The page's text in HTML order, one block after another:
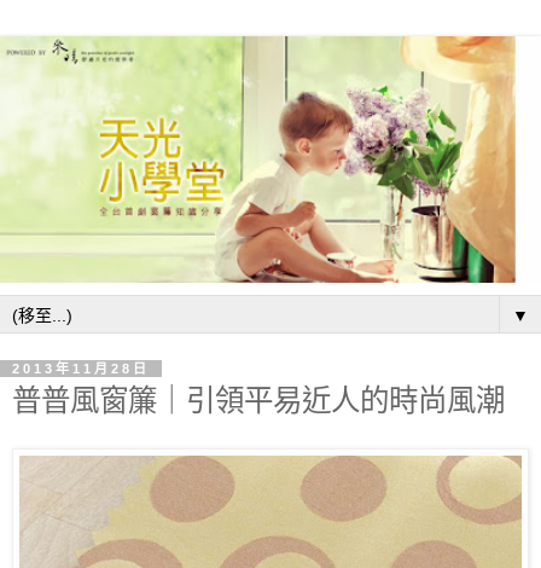
▼
2013年11月28日
普普風窗簾｜引領平易近人的時尚風潮